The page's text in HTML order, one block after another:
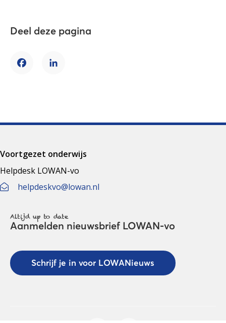
Deel deze pagina
FacebookLinkedIn
Voortgezet onderwijs
Helpdesk LOWAN-vo
helpdeskvo@lowan.nl
Altijd up to date
Aanmelden nieuwsbrief LOWAN-vo
Schrijf je in voor LOWANieuws